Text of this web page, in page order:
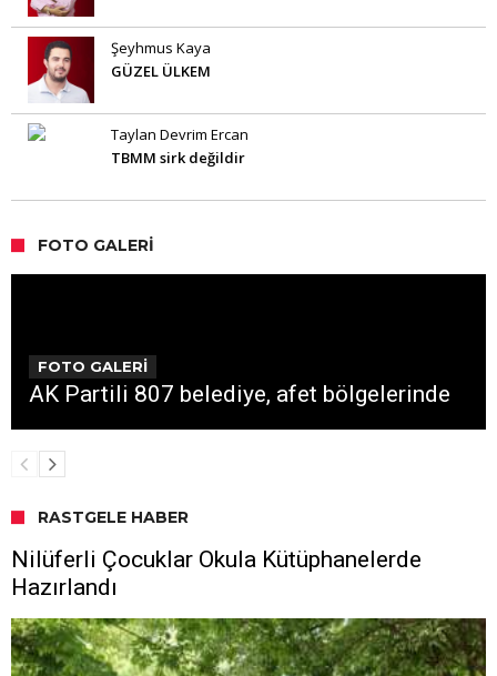
Şeyhmus Kaya
GÜZEL ÜLKEM
Taylan Devrim Ercan
TBMM sirk değildir
FOTO GALERI
FOTO GALERİ
AK Partili 807 belediye, afet bölgelerinde
RASTGELE HABER
Nilüferli Çocuklar Okula Kütüphanelerde
Hazırlandı